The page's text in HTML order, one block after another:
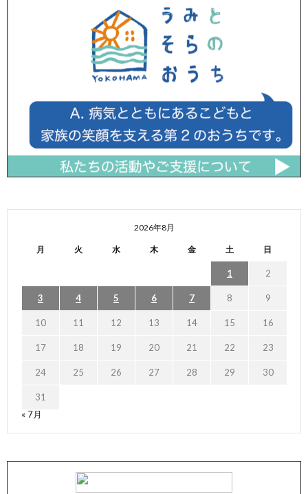
2026年8月
月 火 水 木 金 土 日
1 2
3 4 5 6 7 8 9
10 11 12 13 14 15 16
17 18 19 20 21 22 23
24 25 26 27 28 29 30
31
« 7月